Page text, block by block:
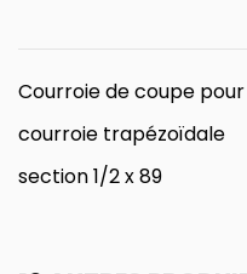
Courroie de coupe pour
courroie trapézoïdale
section 1/2 x 89